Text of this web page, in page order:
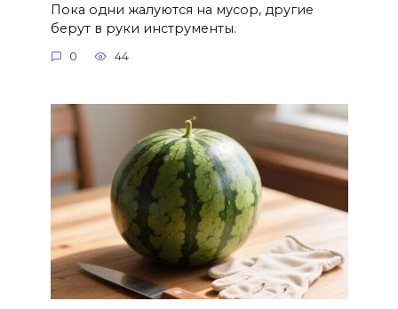
Пока одни жалуются на мусор, другие
берут в руки инструменты.
0 44